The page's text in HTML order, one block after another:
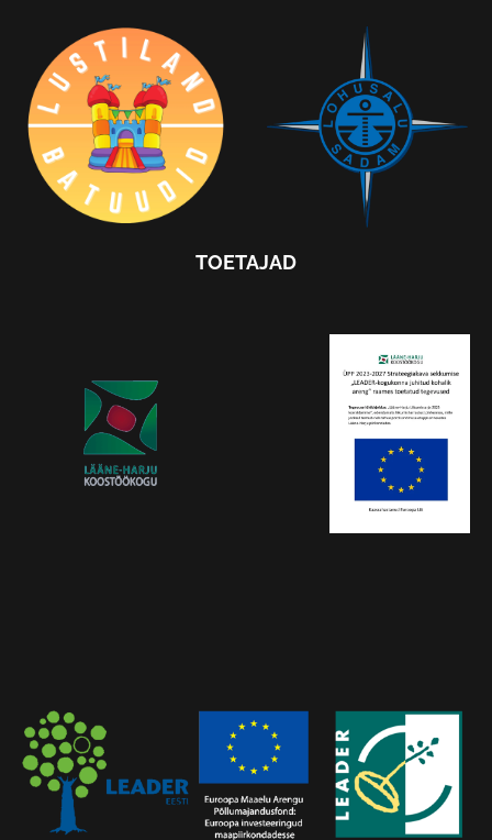
TOETAJAD